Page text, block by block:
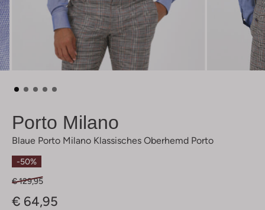
Porto Milano
Blaue Porto Milano Klassisches Oberhemd Porto
-50%
€ 129,95
€ 64,95